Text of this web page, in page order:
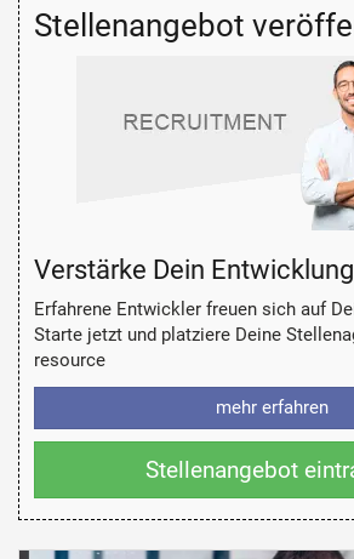
Stellenangebot
Verstärke Dein
Erfahrene Entwickler freuen sich auf
Starte jetzt und platziere Deine
resource
mehr erfahren
Stellenangebot